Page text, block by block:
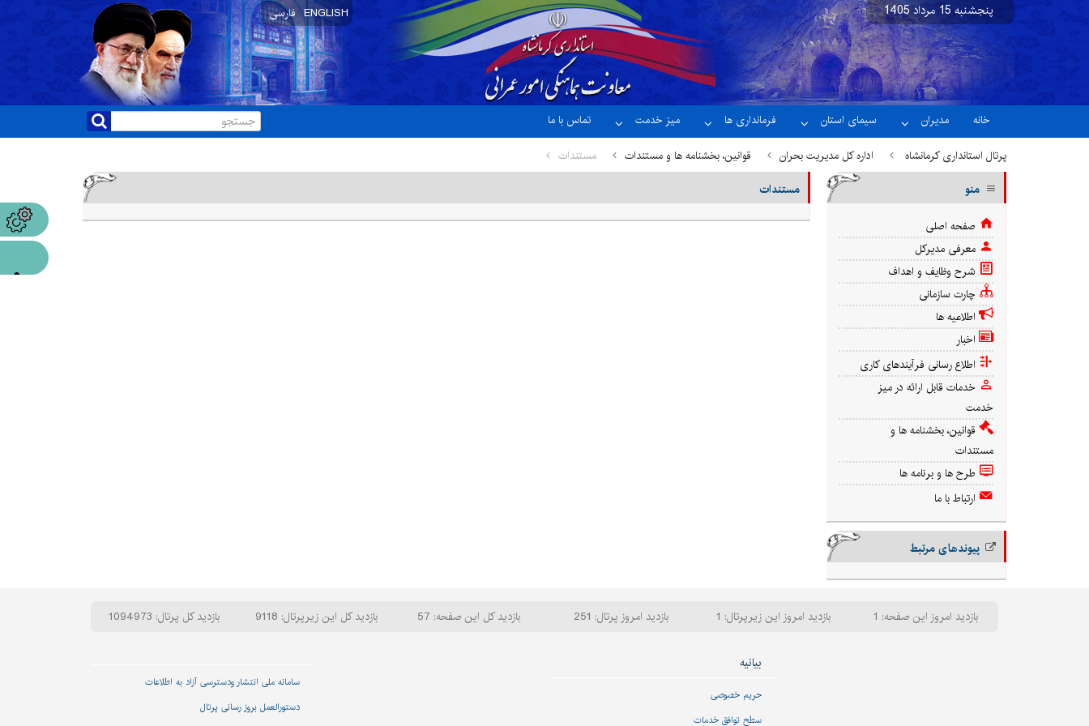
پنجشنبه 15 مرداد 1405نسخه آزمایشی
خانه مدیران سیمای استان فرمانداری ها میز خدمت تماس با ما
فارسی ENGLISH
پرتال استانداری کرمانشاه اداره کل مدیریت بحران قوانین، بخشنامه ها و مستندات مستندات
مستندات منو
صفحه اصلی
معرفی مدیرکل
شرح وظایف و اهداف
چارت سازمانی
اطلاعیه ها
اخبار
اطلاع رسانی فرآیندهای کاری
خدمات قابل ارائه در میز
خدمت
قوانین، بخشنامه ها و
مستندات
طرح ها و برنامه ها
ارتباط با ما
پیوندهای مرتبط
بازدید امروز این صفحه: 1 بازدید امروز این زیرپرتال: 1 بازدید امروز پرتال: 251 بازدید کل این صفحه: 57 بازدید کل این زیرپرتال: 9118 بازدید کل پرتال: 1094973
بیانیه
حریم خصوصی
سطح توافق خدمات
سامانه ملی انتشار و‌دسترسی آزاد به اطلاعات
دستورالعمل بروز رسانی پرتال